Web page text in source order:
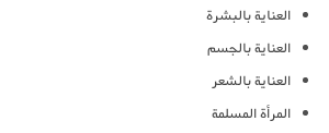
العناية بالبشرة
العناية بالجسم
العناية بالشعر
المرأة المسلمة